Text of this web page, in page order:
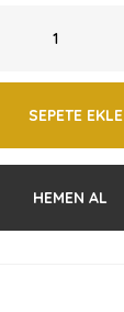
SEPETE EKLE
HEMEN AL